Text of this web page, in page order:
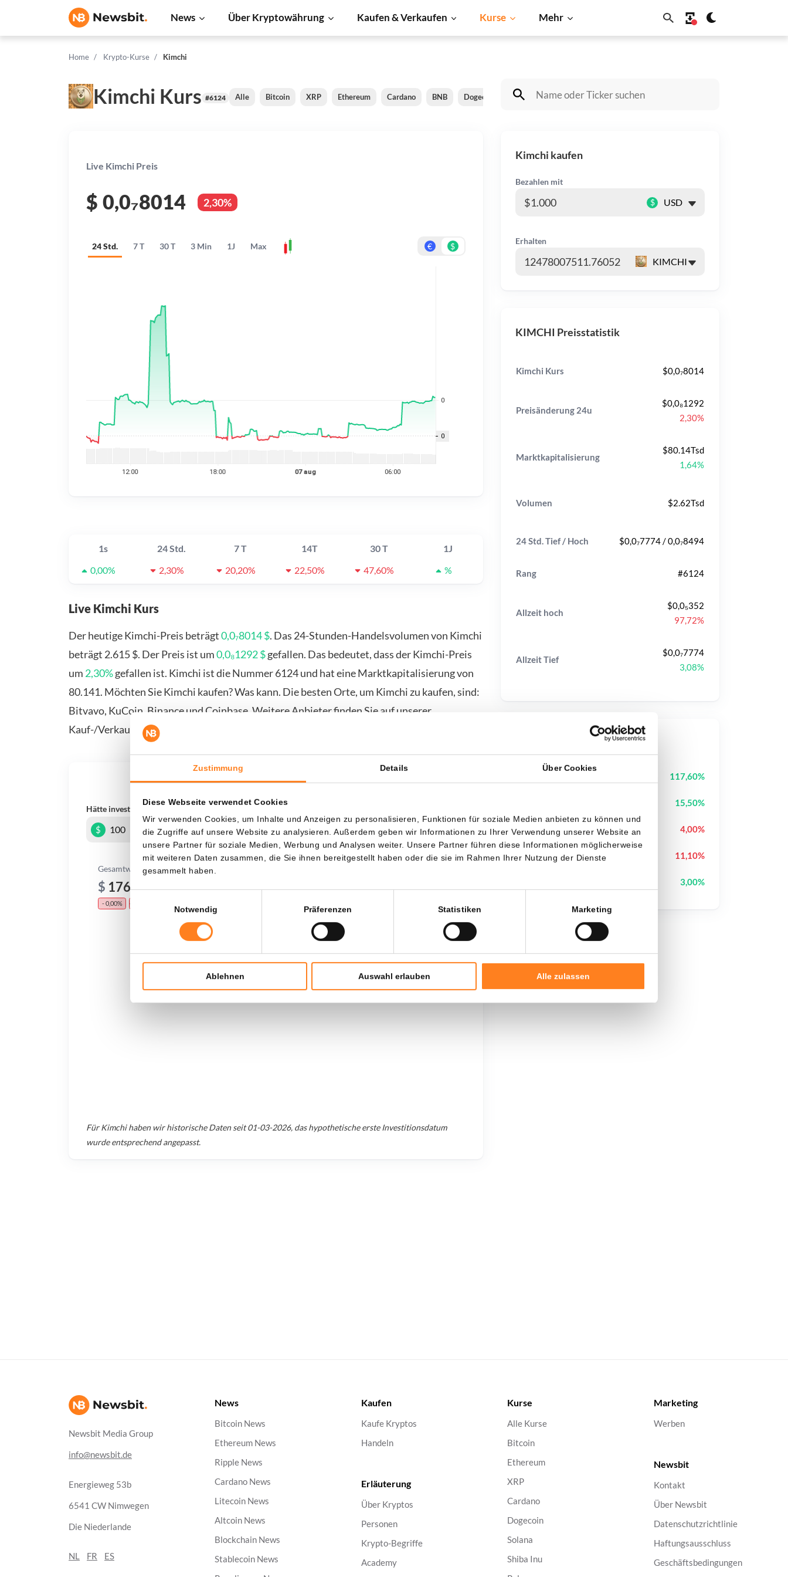
Zustimmung Details Über Cookies
Diese Webseite verwendet Cookies
Wir verwenden Cookies, um Inhalte und Anzeigen zu personalisieren, Funktionen für soziale Medien anbieten zu können und
die Zugriffe auf unsere Website zu analysieren. Außerdem geben wir Informationen zu Ihrer Verwendung unserer Website an
unsere Partner für soziale Medien, Werbung und Analysen weiter. Unsere Partner führen diese Informationen möglicherweise
mit weiteren Daten zusammen, die Sie ihnen bereitgestellt haben oder die sie im Rahmen Ihrer Nutzung der Dienste
gesammelt haben.
Einwilligungsauswahl
Notwendig
Präferenzen Statistiken Marketing
Ablehnen Auswahl erlauben Alle zulassen
News Über Kryptowährung Kaufen & Verkaufen Kurse Mehr
Home Krypto-Kurse Kimchi
Kimchi Kurs #6124 Alle Bitcoin XRP Ethereum Cardano BNB Dogecoin Litecoin Shiba Inu Solana
Live Kimchi Preis
$ 0,0₇8014 2,30%
24 Std. 7 T 30 T 3 Min 1J Max € $
1s 24 Std. 7 T 14T 30 T
1J
0,00%
2,30% 20,20% 22,50% 47,60% %
Live Kimchi Kurs
Der heutige Kimchi-Preis beträgt0,0₇8014 $. Das 24-Stunden-Handelsvolumen von Kimchi
beträgt 2.615 $. Der Preis ist um0,0₈1292 $gefallen. Das bedeutet, dass der Kimchi-Preis
um 2,30%gefallen ist. Kimchi ist die Nummer 6124 und hat eine Marktkapitalisierung von
80.141. Möchten Sie Kimchi kaufen? Was kann. Die besten Orte, um Kimchi zu kaufen, sind:
Bitvavo, KuCoin, Binance und Coinbase. Weitere Anbieter finden Sie auf unserer
Kauf-/Verkaufsseite.
Was, wenn ich...?
Hätte investiert
$
Gesamtwert
$ 176,46
- 0,00% - $ 423,54
FürKimchihaben wir historische Daten seit01-03-2026, das hypothetische erste Investitionsdatum
wurde entsprechend angepasst.
Kimchi kaufen
Bezahlen mit
$
Erhalten
KIMCHI Preisstatistik
Kimchi Kurs $0,0₇8014
Preisänderung 24u
$0,0₈1292
2,30%
Marktkapitalisierung
$80.14Tsd
1,64%
Volumen $2.62Tsd
24 Std. Tief / Hoch $0,0₇7774 / 0,0₇8494
Rang #6124
Allzeit hoch
$0,0₅352
97,72%
AllzeitTief
$0,0₇7774
3,08%
117,60%
15,50%
Pudgy Penguins PENGU 4,00%
Cash Cat CASHCAT 11,10%
3,00%
Newsbit Media Group
info@newsbit.de
Energieweg 53b
6541 CW Nimwegen
Die Niederlande
NL FR ES
News
Bitcoin News
Ethereum News
Ripple News
Cardano News
Litecoin News
Altcoin News
Blockchain News
Stablecoin News
Kaufen
Kaufe Kryptos
Handeln
Erläuterung
Über Kryptos
Personen
Krypto-Begriffe
Academy
Kurse
Alle Kurse
Bitcoin
Ethereum
XRP
Cardano
Dogecoin
Solana
Shiba Inu
Marketing
Werben
Newsbit
Kontakt
Über Newsbit
Datenschutzrichtlinie
Haftungsausschluss
Geschäftsbedingungen